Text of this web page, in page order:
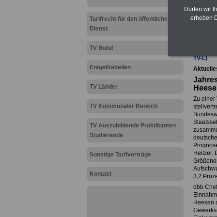
Tarifrecht für den öffentlichen
Dienst
TV Bund
Entgelttabellen
TV Länder
TV Kommunaler Bereich
TV Auszubildende Praktikanten
Studierende
Sonstige Tarifverträge
Kontakt
TV-L)
Zu einer
Heitzer.
3,2
dbb
Heesen
Dürfen wir
erheben